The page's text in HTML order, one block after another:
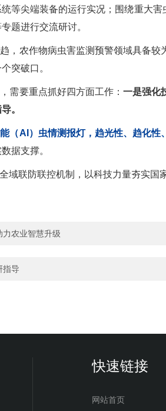
等尖端装备的运行实况；围绕重大
题进行交流研讨。
，农作物病虫害监测预警领域具备
突破口。
需要重点抓好四方面工作：一是强化
。
（AI）虫情测报灯，趋光性、趋化性
据支撑。
域联防联控机制，以科技力量夯实国
农业智慧升级
指导
快速链接
网站首页